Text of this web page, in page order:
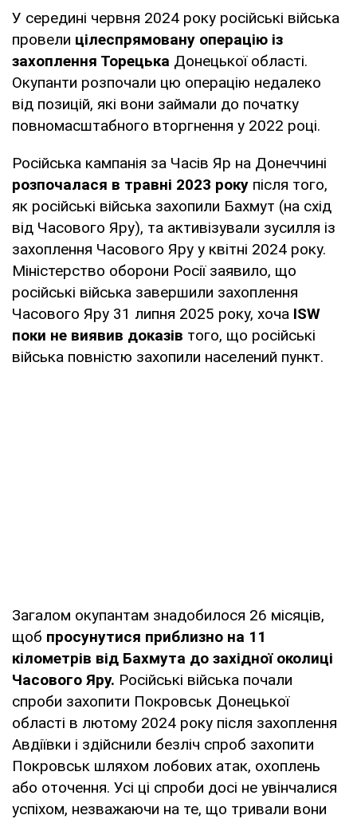
У середині червня 2024 року російські війська
провели цілеспрямовану операцію із
захоплення Торецька Донецької області.
Окупанти розпочали цю операцію недалеко
від позицій, які вони займали до початку
повномасштабного вторгнення у 2022 році.
Російська кампанія за Часів Яр на Донеччині
розпочалася в травні 2023 року після того,
як російські війська захопили Бахмут (на схід
від Часового Яру), та активізували зусилля із
захоплення Часового Яру у квітні 2024 року.
Міністерство оборони Росії заявило, що
російські війська завершили захоплення
Часового Яру 31 липня 2025 року, хоча ISW
поки не виявив доказів того, що російські
війська повністю захопили населений пункт.
Загалом окупантам знадобилося 26 місяців,
щоб просунутися приблизно на 11
кілометрів від Бахмута до західної околиці
Часового Яру. Російські війська почали
спроби захопити Покровськ Донецької
області в лютому 2024 року після захоплення
Авдіївки і здійснили безліч спроб захопити
Покровськ шляхом лобових атак, охоплень
або оточення. Усі ці спроби досі не увінчалися
успіхом, незважаючи на те, що тривали вони